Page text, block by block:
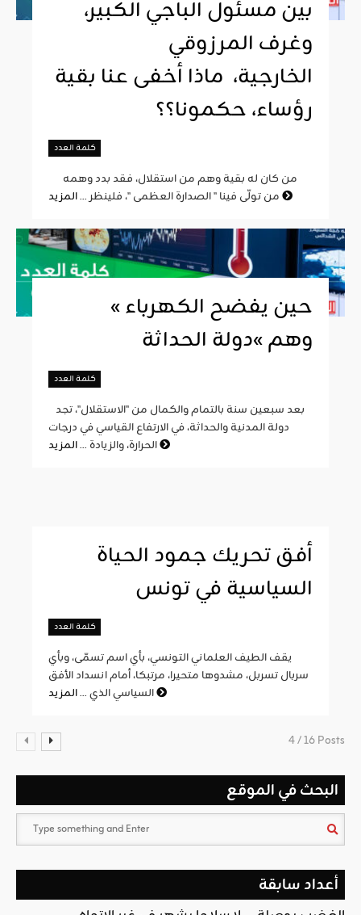
بين مسئول الباجي الكبير،
وغرف المرزوقي
الخارجية، ماذا أخفى عنا بقية
رؤساء، حكمونا؟؟
كلمة العدد
من تولّى فينا " الصدارة العظمى "، فلينظر ...
« حين يفضح الكهرباء
وهم »دولة الحداثة
كلمة العدد
دولة المدنية والحداثة، في الارتفاع القياسي في درجات
الحرارة، والزيادة ...
أفق تحريك جمود الحياة
السياسية في تونس
كلمة العدد
يقف الطيف العلماني التونسي، بأي اسم تسمّى، وبأي
سربال تسربل، مشدوها متحيرا، مرتبكا، أمام انسداد الأفق
السياسي الذي ...
4 / 16 Posts
البحث في الموقع
أعداد سابقة